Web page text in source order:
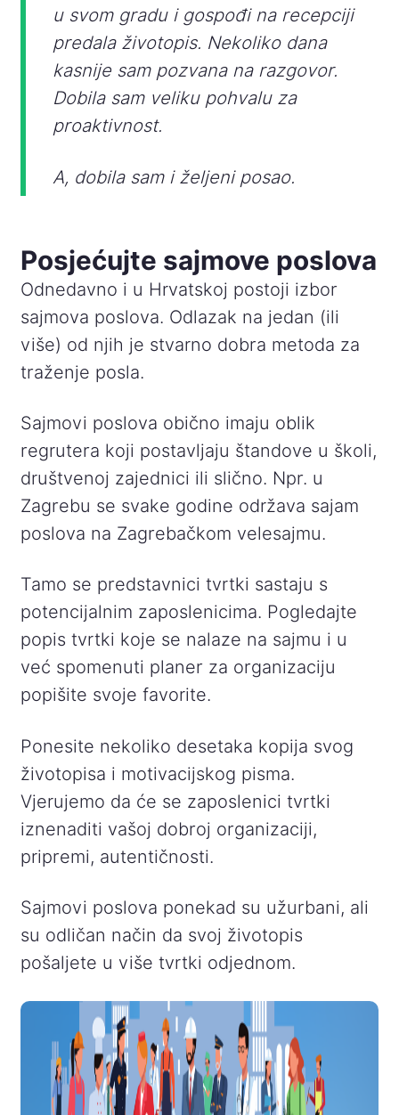
u svom gradu i gospođi na recepciji
predala životopis. Nekoliko dana
kasnije sam pozvana na razgovor.
Dobila sam veliku pohvalu za
proaktivnost.
A, dobila sam i željeni posao.
Posjećujte sajmove poslova
Odnedavno i u Hrvatskoj postoji izbor
sajmova poslova. Odlazak na jedan (ili
više) od njih je stvarno dobra metoda za
traženje posla.
Sajmovi poslova obično imaju oblik
regrutera koji postavljaju štandove u školi,
društvenoj zajednici ili slično. Npr. u
Zagrebu se svake godine održava sajam
poslova na Zagrebačkom velesajmu.
Tamo se predstavnici tvrtki sastaju s
potencijalnim zaposlenicima. Pogledajte
popis tvrtki koje se nalaze na sajmu i u
već spomenuti planer za organizaciju
popišite svoje favorite.
Ponesite nekoliko desetaka kopija svog
životopisa i motivacijskog pisma.
Vjerujemo da će se zaposlenici tvrtki
iznenaditi vašoj dobroj organizaciji,
pripremi, autentičnosti.
Sajmovi poslova ponekad su užurbani, ali
su odličan način da svoj životopis
pošaljete u više tvrtki odjednom.